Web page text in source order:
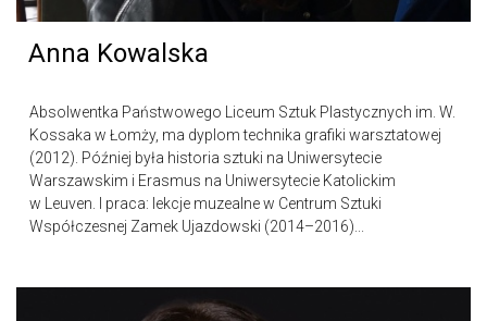
Anna Kowalska
Absolwentka Państwowego Liceum Sztuk Plastycznych im. W.
Kossaka w Łomży, ma dyplom technika grafiki warsztatowej
(2012). Później była historia sztuki na Uniwersytecie
Warszawskim i Erasmus na Uniwersytecie Katolickim
w Leuven. I praca: lekcje muzealne w Centrum Sztuki
Współczesnej Zamek Ujazdowski (2014–2016)...